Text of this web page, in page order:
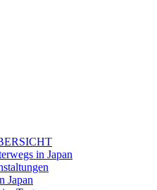
in Japan
Japan